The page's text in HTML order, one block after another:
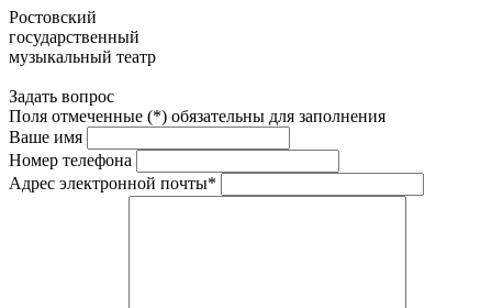
Ростовский
государственный
музыкальный театр
Задать вопрос
Поля отмеченные (*) обязательны для заполнения
Ваше имя
Номер телефона
Адрес электронной почты*